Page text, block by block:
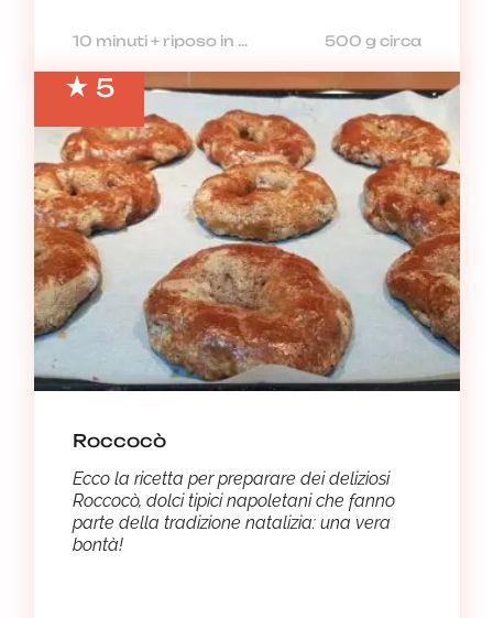
10 minuti + riposo in frigorifero 500 g circa
5
Roccocò
Ecco la ricetta per preparare dei deliziosi
Roccocò, dolci tipici napoletani che fanno
parte della tradizione natalizia: una vera
bontà!